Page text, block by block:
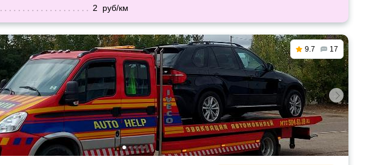
2 руб/км
9.7 17